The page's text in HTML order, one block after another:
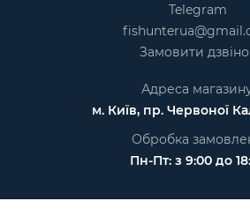
Telegram
Замовити
Адреса
м. Київ, пр. Червоної
Обробка
Пн-Пт: з 9:00 до